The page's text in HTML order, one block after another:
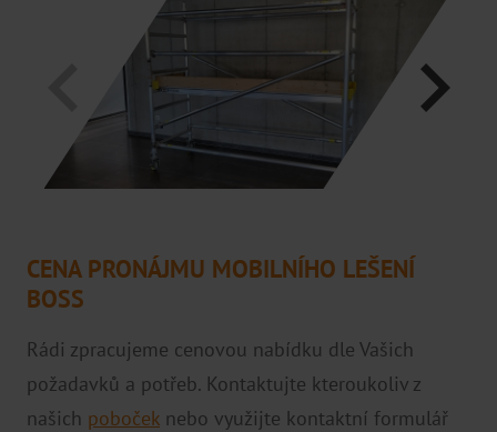
Montáž a demontáž
Doprava
Projekce
Projekty podpořené EU
Ke stažení
Kariéra
CENA PRONÁJMU MOBILNÍHO LEŠENÍ
BOSS
Rádi zpracujeme cenovou nabídku dle Vašich
požadavků a potřeb. Kontaktujte kteroukoliv z
našich poboček nebo využijte kontaktní formulář